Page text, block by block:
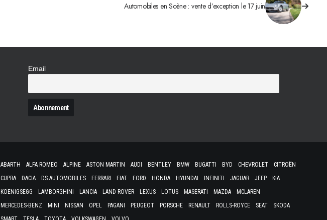
Automobiles en Scène : vente d’exception le 17 juin
Email
ABARTH ALFA ROMEO ALPINE ASTON MARTIN AUDI BENTLEY BMW BUGATTI BYD CHEVROLET
CITROËN
CUPRA
DACIA DS AUTOMOBILES FERRARI FIAT FORD HONDA HYUNDAI INFINITI JAGUAR JEEP
KIA
KOENIGSEGG
LAMBORGHINI LANCIA LAND ROVER LEXUS LOTUS MASERATI MAZDA
MCLAREN
MERCEDES-BENZ
MINI NISSAN OPEL PAGANI PEUGEOT PORSCHE RENAULT ROLLS-ROYCE SEAT
SKODA